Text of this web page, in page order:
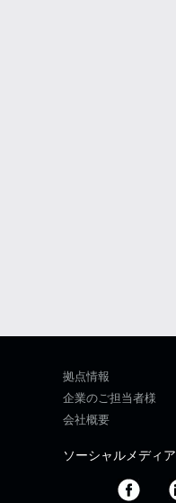
拠点情報
企業のご担当者様
会社概要
ソーシャルメディア